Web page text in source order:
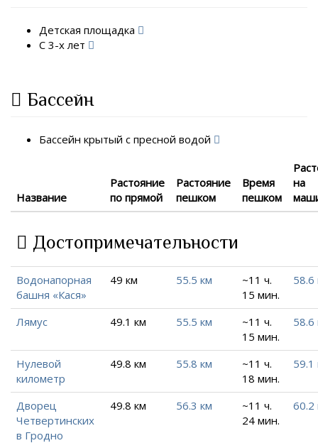
Детская площадка
С 3-х лет
Бассейн
Бассейн крытый с пресной водой
Название
Растояние
по прямой
Растояние
пешком
Время
пешком
на
Достопримечательности
Водонапорная
башня «Кася»
49 км 55.5 км
~11 ч.
15 мин.
58.6
Лямус 49.1 км 55.5 км
~11 ч.
15 мин.
58.6
Нулевой
километр
49.8 км 55.8 км
~11 ч.
18 мин.
59.1
Дворец
Четвертинских
в Гродно
49.8 км 56.3 км
~11 ч.
24 мин.
60.2